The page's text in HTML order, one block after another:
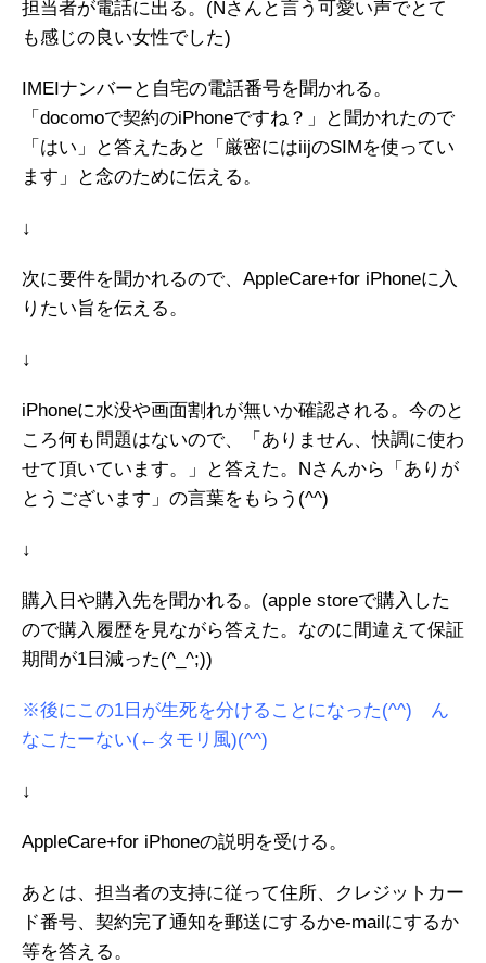
担当者が電話に出る。(Nさんと言う可愛い声でとて
も感じの良い女性でした)
IMEIナンバーと自宅の電話番号を聞かれる。
「docomoで契約のiPhoneですね？」と聞かれたので
「はい」と答えたあと「厳密にはiijのSIMを使ってい
ます」と念のために伝える。
↓
次に要件を聞かれるので、AppleCare+for iPhoneに入
りたい旨を伝える。
↓
iPhoneに水没や画面割れが無いか確認される。今のと
ころ何も問題はないので、「ありません、快調に使わ
せて頂いています。」と答えた。Nさんから「ありが
とうございます」の言葉をもらう(^^)
↓
購入日や購入先を聞かれる。(apple storeで購入した
ので購入履歴を見ながら答えた。なのに間違えて保証
期間が1日減った(^_^;))
※後にこの1日が生死を分けることになった(^^) ん
なこたーない(←タモリ風)(^^)
↓
AppleCare+for iPhoneの説明を受ける。
あとは、担当者の支持に従って住所、クレジットカー
ド番号、契約完了通知を郵送にするかe-mailにするか
等を答える。